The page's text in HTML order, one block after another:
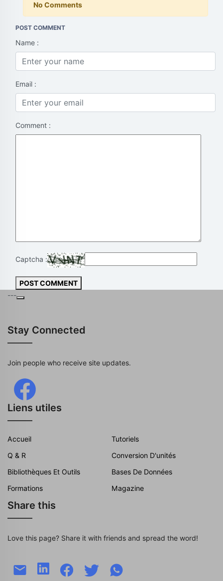
No Comments
POST COMMENT
Name :
Email :
Comment :
Captcha :
POST COMMENT
---
Stay Connected
Join people who receive site updates.
Liens utiles
Accueil
Tutoriels
Q & R
Conversion D'unités
Bibliothèques Et Outils
Bases De Données
Formations
Magazine
Share this
Love this page? Share it with friends and spread the word!